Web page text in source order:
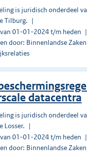
is juridisch onderdeel
Tilburg.
01-01-2024 t/m heden
door: Binnenlandse
datacentra
is juridisch onderdeel
Losser.
01-01-2024 t/m heden
door: Binnenlandse